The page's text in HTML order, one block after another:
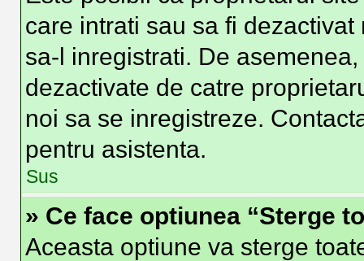
care intrati sau sa fi
sa-l inregistrati. De
dezactivate de catre
noi sa se inregistreze.
pentru asistenta.
Sus
» Ce face optiunea “Sterge
Aceasta optiune va sterge